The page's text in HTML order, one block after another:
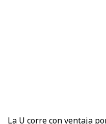
La U corre con ventaja